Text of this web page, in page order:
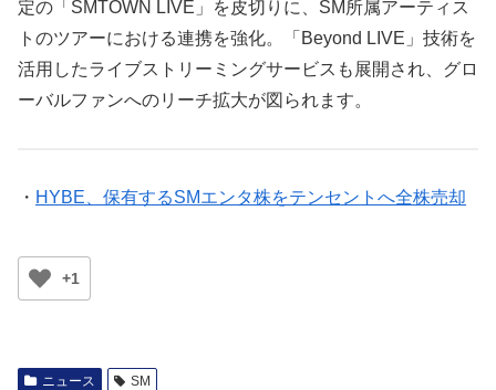
定の「SMTOWN LIVE」を皮切りに、SM所属アーティス
トのツアーにおける連携を強化。「Beyond LIVE」技術を
活用したライブストリーミングサービスも展開され、グロ
ーバルファンへのリーチ拡大が図られます。
・ HYBE、保有するSMエンタ株をテンセントへ全株売却
+1
ニュース SM